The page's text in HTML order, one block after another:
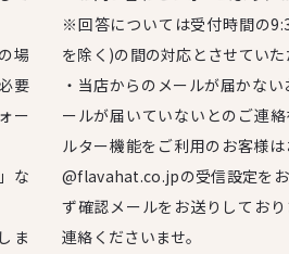
場
要
ー
な
ま
※回答については受付時間の
を除く)の間の対応とさせていた
・当店からのメールが届かな
ールが届いていないとのご連
ルター機能をご利用のお客様
@flavahat.co.jpの受信設定を
ず確認メールをお送りしてお
連絡くださいませ。